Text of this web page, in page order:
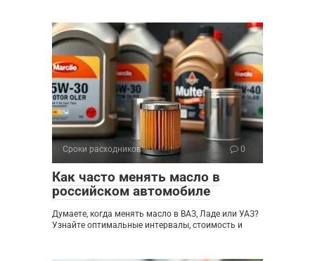
Сроки расходников 0
Как часто менять масло в
российском автомобиле
Думаете, когда менять масло в ВАЗ, Ладе или УАЗ?
Узнайте оптимальные интервалы, стоимость и